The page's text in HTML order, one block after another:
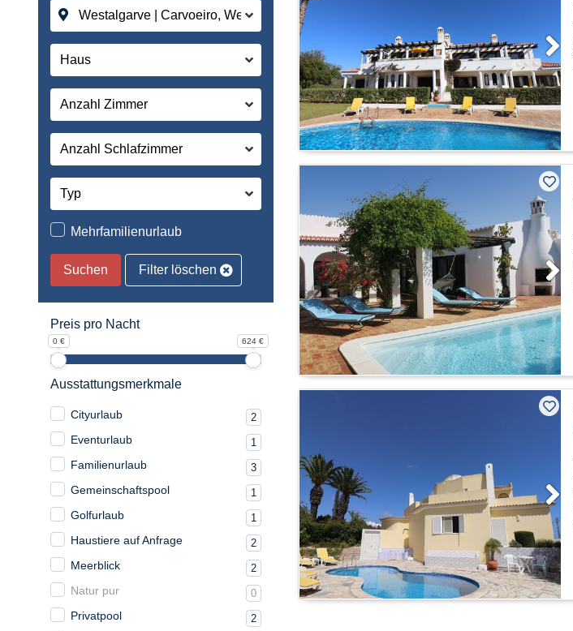
Mehrfamilienurlaub
Suchen Filter löschen
Preis pro Nacht
0 € 624 €
Ausstattungsmerkmale
Cityurlaub 2
Eventurlaub 1
Familienurlaub 3
Gemeinschaftspool 1
Golfurlaub 1
Haustiere auf Anfrage 2
Meerblick 2
Natur pur 0
Privatpool 2